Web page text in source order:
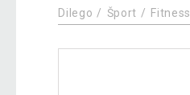
Dilego Šport Fitness